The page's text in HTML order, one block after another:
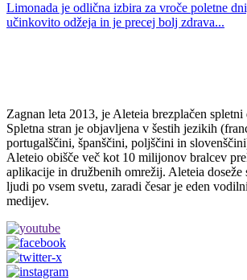
Limonada je odlična izbira za vroče poletne
učinkovito odžeja in je precej bolj zdrava...
Zagnan leta 2013, je Aleteia brezplačen
Spletna stran je objavljena v šestih jezikih
portugalščini, španščini, poljščini in
Aleteio obišče več kot 10 milijonov bralcev
aplikacije in družbenih omrežij. Aleteia
ljudi po vsem svetu, zaradi česar je eden
medijev.